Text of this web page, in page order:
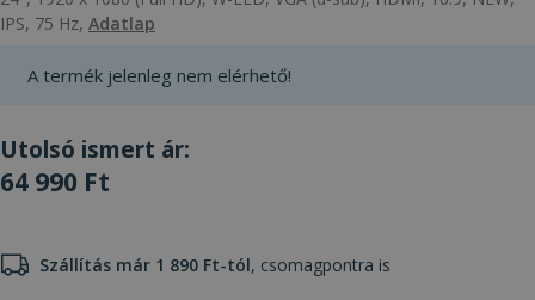
IPS, 75 Hz, Adatlap
A termék jelenleg nem elérhető!
Utolsó ismert ár:
64 990 Ft
Szállítás már 1 890 Ft-tól, csomagpontra is